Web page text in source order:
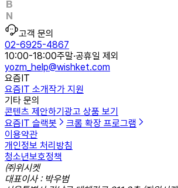
고객 문의
02-6925-4867
10:00-18:00주말·공휴일 제외
yozm_help@wishket.com
요즘IT
요즘IT 소개작가 지원
기타 문의
콘텐츠 제안하기 광고 상품 보기
요즘IT 슬랙봇
크롬 확장 프로그램
이용약관
개인정보 처리방침
청소년보호정책
㈜위시켓
대표이사 : 박우범